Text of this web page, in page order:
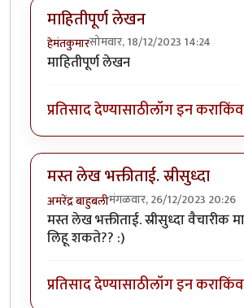
माहितीपूर्ण लेखन
हेमंतकुमारसोमवार, 18/12/2023 14:24
माहितीपूर्ण लेखन
प्रतिसाद देण्यासाठीलॉग इन करा
मस्त लेख भक्तीताई. स्रीसुध्दा
अमरेंद्र बाहुबलीमंगळवार, 26/12/2023 20:26
मस्त लेख भक्तीताई. स्रीसुध्दा वैचारीक
लिहू शकते?? :)
प्रतिसाद देण्यासाठीलॉग इन करा